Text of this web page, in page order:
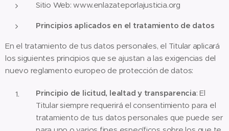
Sitio Web: www.enlazateporlajusticia.org
Principios aplicados en el tratamiento de datos
En el tratamiento de tus datos personales, el Titular aplicará
los siguientes principios que se ajustan a las exigencias del
nuevo reglamento europeo de protección de datos:
Principio de licitud, lealtad y transparencia: El
Titular siempre requerirá el consentimiento para el
tratamiento de tus datos personales que puede ser